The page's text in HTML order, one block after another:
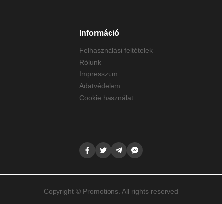
Információ
Felhasználási feltételek
Rólunk
Impresszum
Adatvédelem
Cookie használat
Copyright © Promotions. All rights reserved